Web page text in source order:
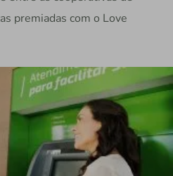
premiadas com o Love